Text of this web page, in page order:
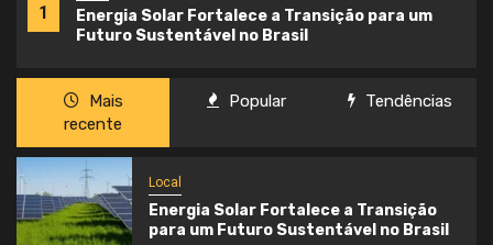
1
Energia Solar Fortalece a Transição para um
Futuro Sustentável no Brasil
Mais
recente
Popular Tendências
Local
Energia Solar Fortalece a Transição
para um Futuro Sustentável no Brasil